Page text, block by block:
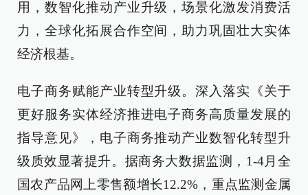
用，数智化推动产业升级，场景化激发消费活
力，全球化拓展合作空间，助力巩固壮大实体
经济根基。
电子商务赋能产业转型升级。深入落实《关于
更好服务实体经济推进电子商务高质量发展的
指导意见》，电子商务推动产业数智化转型升
级质效显著提升。据商务大数据监测，1-4月全
国农产品网上零售额增长12.2%，重点监测金属